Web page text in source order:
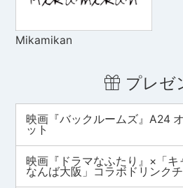
Mikamikan
プレゼ
映画『バックルームズ』A24
ット
映画『ドラマなふたり』×「
なんば大阪」コラボドリンク